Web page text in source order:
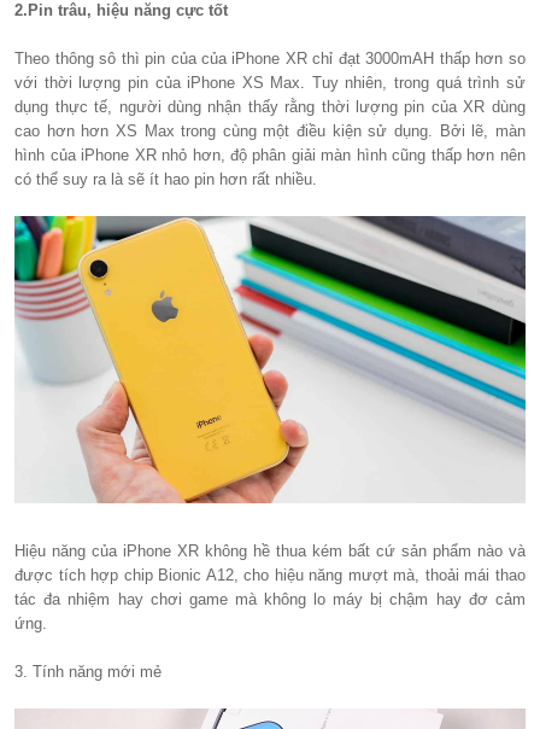
2.Pin trâu, hiệu năng cực tốt
Theo thông sô thì pin của của iPhone XR chỉ đạt 3000mAH thấp hơn so
với thời lượng pin của iPhone XS Max. Tuy nhiên, trong quá trình sử
dụng thực tế, người dùng nhận thấy rằng thời lượng pin của XR dùng
cao hơn hơn XS Max trong cùng một điều kiện sử dụng. Bởi lẽ, màn
hình của iPhone XR nhỏ hơn, độ phân giải màn hình cũng thấp hơn nên
có thể suy ra là sẽ ít hao pin hơn rất nhiều.
Hiệu năng của iPhone XR không hề thua kém bất cứ sản phẩm nào và
được tích hợp chip Bionic A12, cho hiệu năng mượt mà, thoải mái thao
tác đa nhiệm hay chơi game mà không lo máy bị chậm hay đơ cảm
ứng.
3. Tính năng mới mẻ